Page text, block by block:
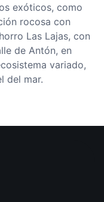
exóticos, como
rocosa con
Las Lajas, con
de Antón, en
variado,
del mar.